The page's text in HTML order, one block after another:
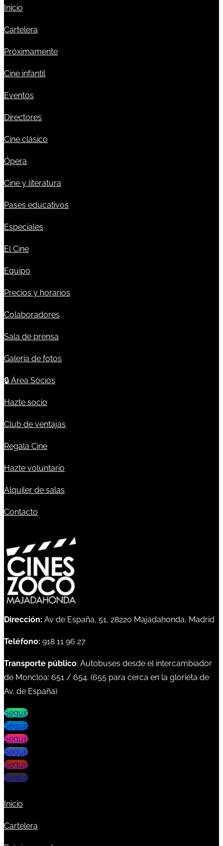
Inicio
Cartelera
Próximamente
Cine infantil
Eventos
Directores
Cine clásico
Ópera
Cine y literatura
Pases educativos
Especiales
El Cine
Equipo
Precios y horarios
Colaboradores
Sala de prensa
Galería de fotos
🔒 Área Socios
Hazte socio
Club de ventajas
Regala Cine
Hazte voluntario
Alquiler de salas
Contacto
Dirección: Av de España, 51, 28220 Majadahonda, Madrid
Teléfono: 918 11 96 27
Transporte público: Autobuses desde el intercambiador
de Moncloa: 651 / 654. (655 para cerca en la glorieta de
Av. de España)
Seguir
Seguir
Seguir
Seguir
Seguir
Seguir
Inicio
Cartelera